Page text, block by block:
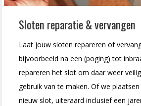
Sloten reparatie & vervangen
Laat jouw sloten repareren of
bijvoorbeeld na een (poging) tot
repareren het slot om daar weer veilig
gebruik van te maken. Of we plaatsen
nieuw slot, uiteraard inclusief een